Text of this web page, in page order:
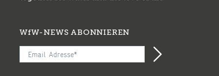
WfW-NEWS ABONNIEREN